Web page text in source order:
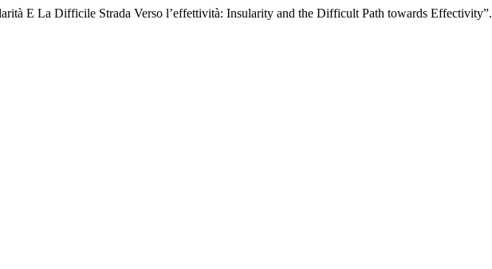
E La Difficile Strada Verso l’effettività: Insularity and the Difficult Path towards Effectivity”.